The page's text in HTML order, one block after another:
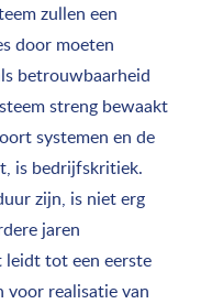
zullen een
door moeten
betrouwbaarheid
streng bewaakt
systemen en de
is bedrijfskritiek.
zijn, is niet erg
jaren
leidt tot een eerste
realisatie van